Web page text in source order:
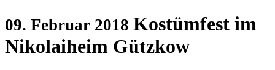
09. Februar 2018 Kostümfest im
Nikolaiheim Gützkow